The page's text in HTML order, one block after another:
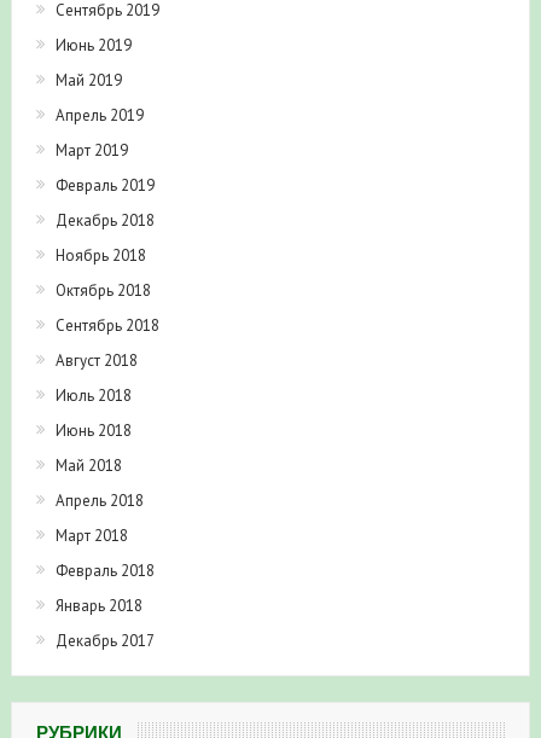
Июнь 2019
Май 2019
Апрель 2019
Март 2019
Февраль 2019
Декабрь 2018
Ноябрь 2018
Октябрь 2018
Сентябрь 2018
Август 2018
Июль 2018
Июнь 2018
Май 2018
Апрель 2018
Март 2018
Февраль 2018
Январь 2018
Декабрь 2017
РУБРИКИ